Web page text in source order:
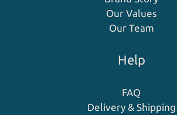
Our Values
Our Team
Help
FAQ
Delivery & Shipping